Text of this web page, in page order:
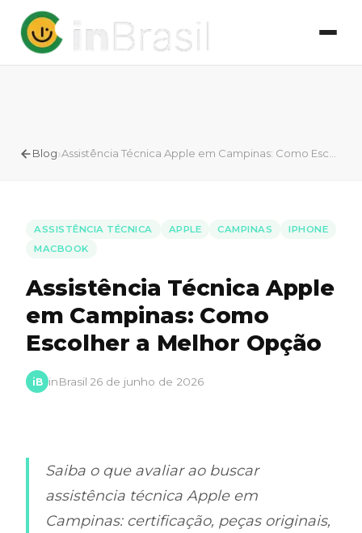
Blog›
ASSISTÊNCIA TÉCNICA APPLE CAMPINAS
IPHONE
MACBOOK
Assistência Técnica Apple
em Campinas: Como
Escolher a Melhor Opção
iB inBrasil·26 de junho de 2026
Saiba o que avaliar ao buscar
assistência técnica Apple em
Campinas: certificação, peças originais,